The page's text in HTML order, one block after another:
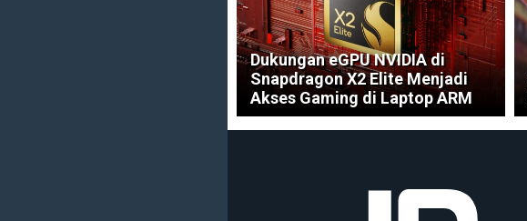
Dukungan eGPU NVIDIA di
Snapdragon X2 Elite Menjadi
Akses Gaming di Laptop ARM